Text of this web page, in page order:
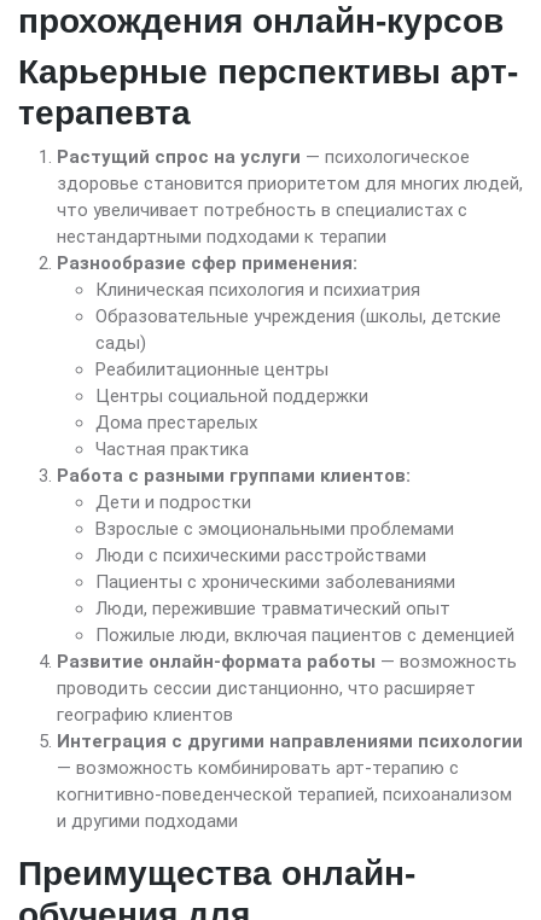
прохождения онлайн-курсов
Карьерные перспективы арт-
терапевта
Растущий спрос на услуги — психологическое
здоровье становится приоритетом для многих людей,
что увеличивает потребность в специалистах с
нестандартными подходами к терапии
Разнообразие сфер применения:
Клиническая психология и психиатрия
Образовательные учреждения (школы, детские
сады)
Реабилитационные центры
Центры социальной поддержки
Дома престарелых
Частная практика
Работа с разными группами клиентов:
Дети и подростки
Взрослые с эмоциональными проблемами
Люди с психическими расстройствами
Пациенты с хроническими заболеваниями
Люди, пережившие травматический опыт
Пожилые люди, включая пациентов с деменцией
Развитие онлайн-формата работы — возможность
проводить сессии дистанционно, что расширяет
географию клиентов
Интеграция с другими направлениями психологии
— возможность комбинировать арт-терапию с
когнитивно-поведенческой терапией, психоанализом
и другими подходами
Преимущества онлайн-